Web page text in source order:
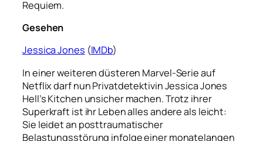
Requiem.
Gesehen
Jessica Jones (IMDb)
In einer weiteren düsteren Marvel-Serie auf
Netflix darf nun Privatdetektivin Jessica Jones
Hell’s Kitchen unsicher machen. Trotz ihrer
Superkraft ist ihr Leben alles andere als leicht:
Sie leidet an posttraumatischer
Belastungsstörung infolge einer monatelangen